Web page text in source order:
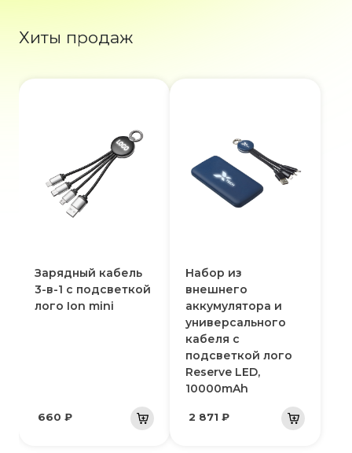
Хиты продаж
Зарядный кабель
3-в-1 с подсветкой
лого Ion mini
660 ₽
Набор из
внешнего
аккумулятора и
универсального
кабеля с
подсветкой лого
Reserve LED,
10000mAh
2 871 ₽